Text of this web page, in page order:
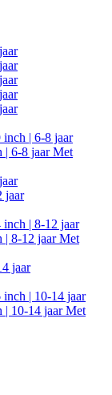
inch | 6-8 jaar
| 6-8 jaar Met
jaar
inch | 8-12 jaar
| 8-12 jaar Met
jaar
inch | 10-14 jaar
| 10-14 jaar Met